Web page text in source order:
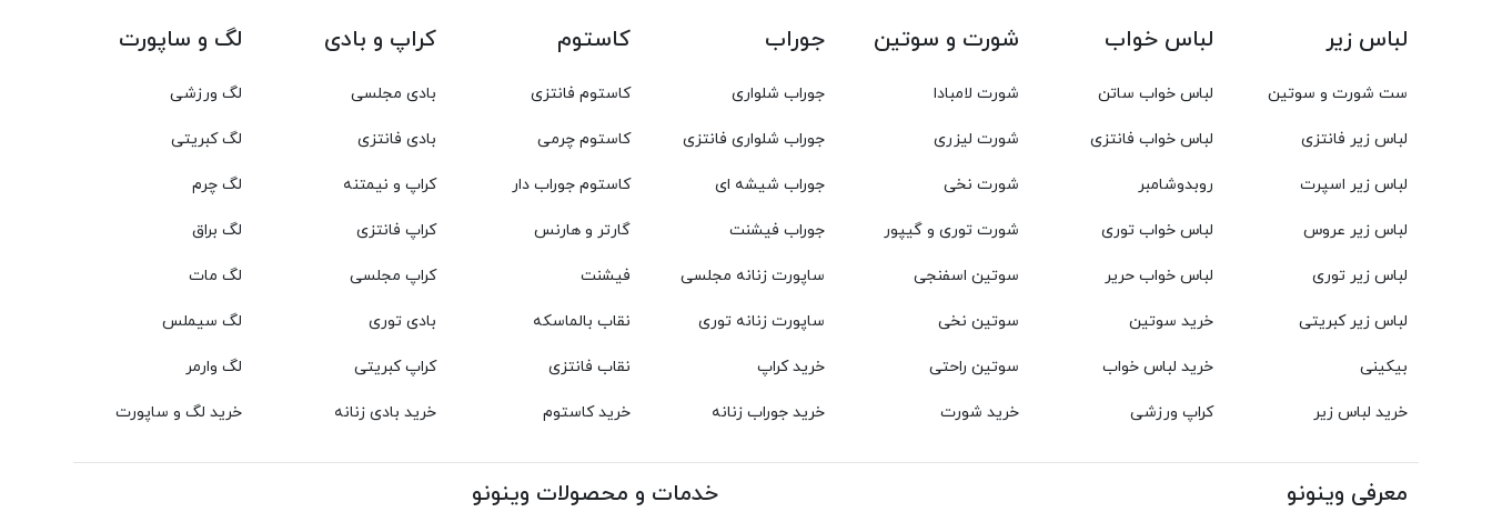
لباس زیر
ست شورت و سوتین
لباس زیر فانتزی
لباس زیر اسپرت
لباس زیر عروس
لباس زیر توری
لباس زیر کبریتی
بیکینی
خرید لباس زیر
لباس خواب
لباس خواب ساتن
لباس خواب فانتزی
روبدوشامبر
لباس خواب توری
لباس خواب حریر
خرید سوتین
خرید لباس خواب
کراپ ورزشی
شورت و سوتین
شورت لامبادا
شورت لیزری
شورت نخی
شورت توری و گیپور
سوتین اسفنجی
سوتین نخی
سوتین راحتی
خرید شورت
جوراب
جوراب شلواری
جوراب شلواری فانتزی
جوراب شیشه ای
جوراب فیشنت
ساپورت زنانه مجلسی
ساپورت زنانه توری
خرید کراپ
خرید جوراب زنانه
کاستوم
کاستوم فانتزی
کاستوم چرمی
کاستوم جوراب دار
گارتر و هارنس
فیشنت
نقاب بالماسکه
نقاب فانتزی
خرید کاستوم
کراپ و بادی
بادی مجلسی
بادی فانتزی
کراپ و نیمتنه
کراپ فانتزی
کراپ مجلسی
بادی توری
کراپ کبریتی
خرید بادی زنانه
لگ و ساپورت
لگ ورزشی
لگ کبریتی
لگ چرم
لگ براق
لگ مات
لگ سیملس
لگ وارمر
خرید لگ و ساپورت
معرفی وینونو خدمات و محصولات وینونو